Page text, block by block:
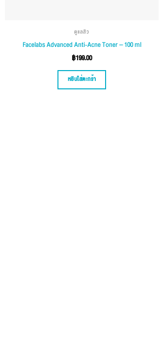
ดูแลสิว
Facelabs Advanced Anti-Acne Toner – 100 ml
฿199.00
หยิบใส่ตะกร้า